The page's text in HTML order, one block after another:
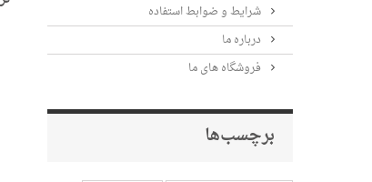
شرایط و ضوابط استفاده
درباره ما
فروشگاه های ما
برچسب‌ها